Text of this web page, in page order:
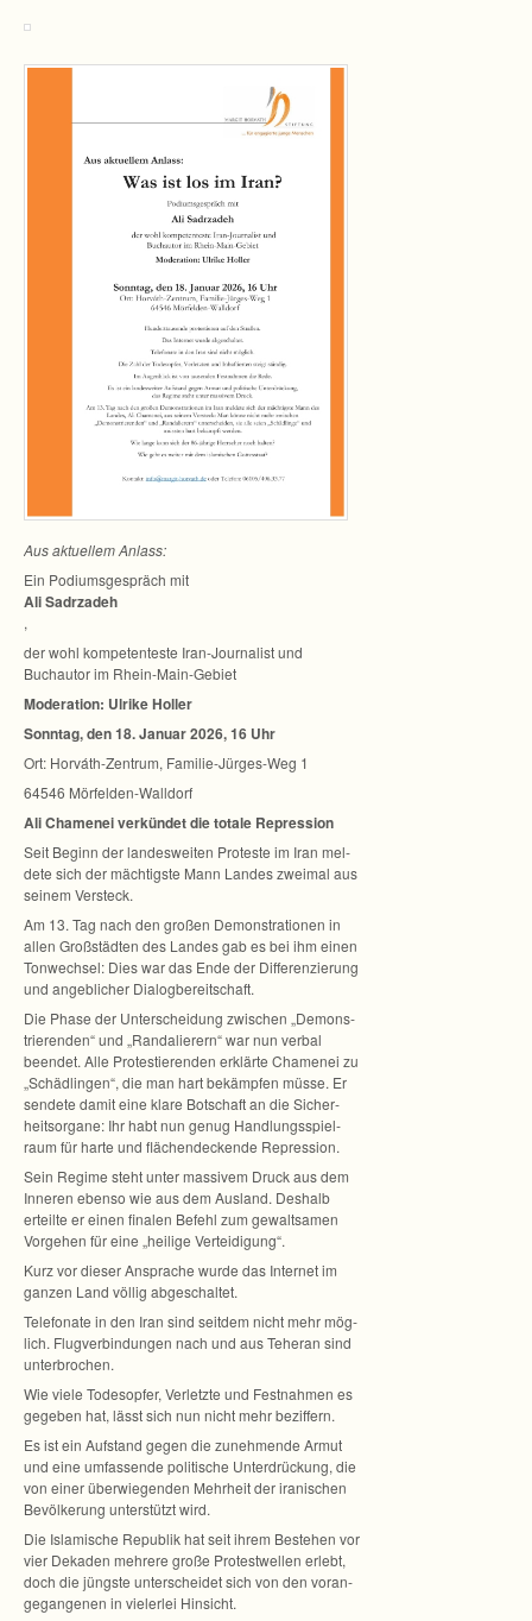
Aus aktu­el­lem Anlass:
Ein Podi­ums­ge­spräch mit
Ali Sadrz­a­deh
,
der wohl kom­pe­ten­teste Iran-Journalist und
Buch­au­tor im Rhein-Main-Gebiet
Mode­ra­tion: Ulrike Holler
Sonn­tag, den 18. Januar 2026, 16 Uhr
Ort: Horváth-Zentrum, Familie-Jürges-Weg 1
64546 Mörfelden-Walldorf
Ali Cha­menei ver­kün­det die totale Repression
Seit Beginn der lan­des­wei­ten Pro­teste im Iran mel­
dete sich der mäch­tigste Mann Lan­des zwei­mal aus
sei­nem Versteck.
Am 13. Tag nach den gro­ßen Demons­tra­tio­nen in
allen Groß­städ­ten des Lan­des gab es bei ihm einen
Ton­wech­sel: Dies war das Ende der Dif­fe­ren­zie­rung
und angeb­li­cher Dialogbereitschaft.
Die Phase der Unter­schei­dung zwi­schen „Demons­
trie­ren­den“ und „Ran­da­lie­rern“ war nun ver­bal
been­det. Alle Pro­tes­tie­ren­den erklärte Cha­menei zu
„Schäd­lin­gen“, die man hart bekämp­fen müsse. Er
sen­dete damit eine klare Bot­schaft an die Sicher­
heits­or­gane: Ihr habt nun genug Hand­lungs­spiel­
raum für harte und flä­chen­de­ckende Repression.
Sein Regime steht unter mas­si­vem Druck aus dem
Inne­ren ebenso wie aus dem Aus­land. Des­halb
erteilte er einen fina­len Befehl zum gewalt­sa­men
Vor­ge­hen für eine „hei­lige Verteidigung“.
Kurz vor die­ser Anspra­che wurde das Inter­net im
gan­zen Land völ­lig abgeschaltet.
Tele­fo­nate in den Iran sind seit­dem nicht mehr mög­
lich. Flug­ver­bin­dun­gen nach und aus Tehe­ran sind
unterbrochen.
Wie viele Todes­op­fer, Ver­letzte und Fest­nah­men es
gege­ben hat, lässt sich nun nicht mehr beziffern.
Es ist ein Auf­stand gegen die zuneh­mende Armut
und eine umfas­sende poli­ti­sche Unter­drü­ckung, die
von einer über­wie­gen­den Mehr­heit der ira­ni­schen
Bevöl­ke­rung unter­stützt wird.
Die Isla­mi­sche Repu­blik hat seit ihrem Beste­hen vor
vier Deka­den meh­rere große Pro­test­wel­len erlebt,
doch die jüngste unter­schei­det sich von den vor­an­
ge­gan­ge­nen in vie­ler­lei Hinsicht.